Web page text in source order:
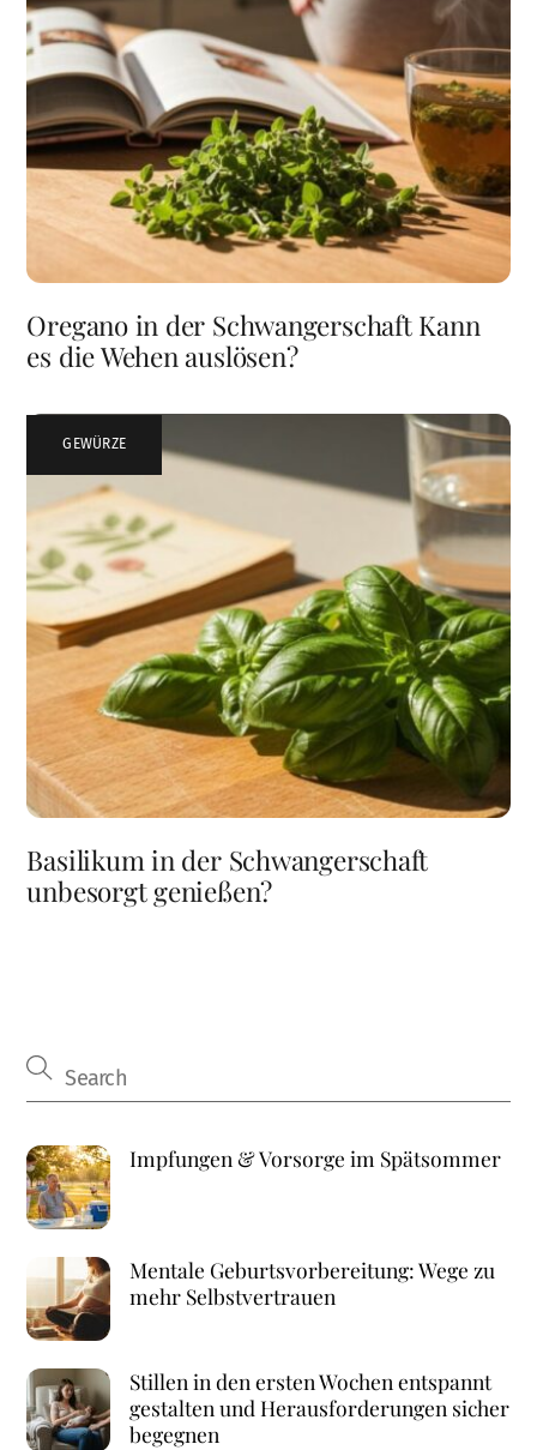
Oregano in der Schwangerschaft Kann
es die Wehen auslösen?
GEWÜRZE
Basilikum in der Schwangerschaft
unbesorgt genießen?
Impfungen & Vorsorge im Spätsommer
Mentale Geburtsvorbereitung: Wege zu
mehr Selbstvertrauen
Stillen in den ersten Wochen entspannt
gestalten und Herausforderungen sicher
begegnen